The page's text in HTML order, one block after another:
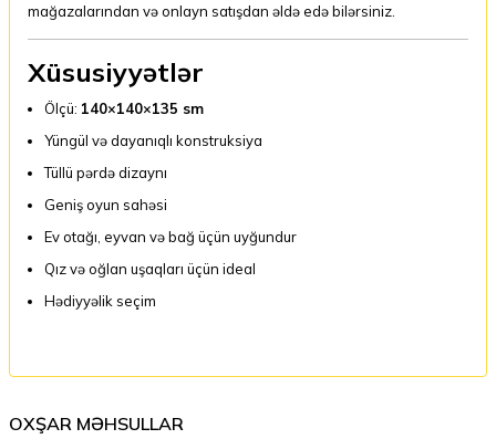
mağazalarından və onlayn satışdan əldə edə bilərsiniz.
Xüsusiyyətlər
Ölçü: 140×140×135 sm
Yüngül və dayanıqlı konstruksiya
Tüllü pərdə dizaynı
Geniş oyun sahəsi
Ev otağı, eyvan və bağ üçün uyğundur
Qız və oğlan uşaqları üçün ideal
Hədiyyəlik seçim
OXŞAR MƏHSULLAR